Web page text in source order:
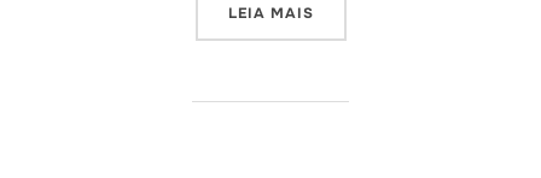
LEIA MAIS“TENDÊNCIAS 2022”